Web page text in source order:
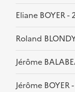
Eliane BOYER
Roland
Jérôme
Jérôme BOYER